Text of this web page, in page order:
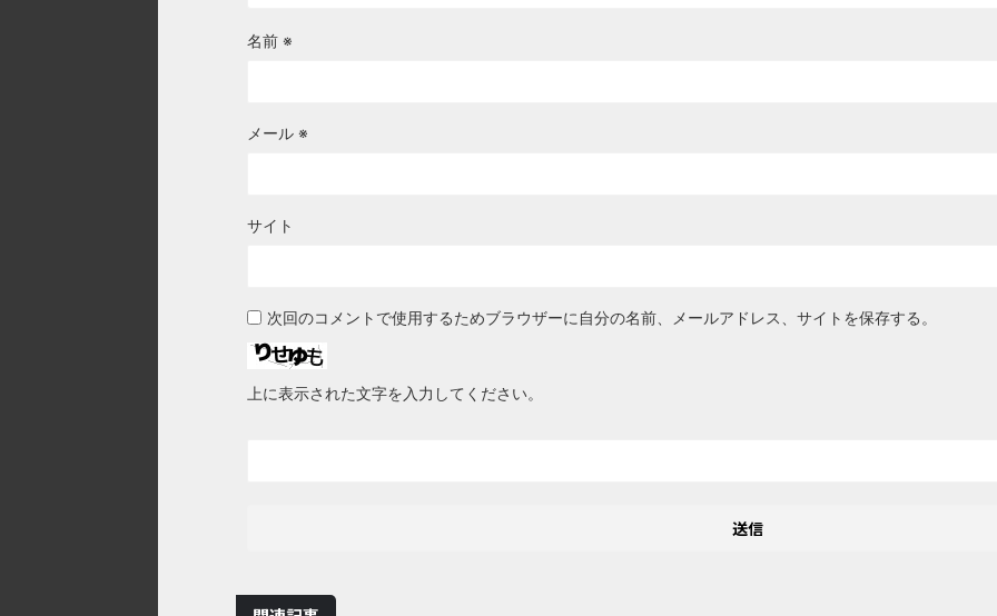
名前 ※
メール ※
サイト
次回のコメントで使用するためブラウザーに自分の名前、メールアドレス、サイトを保存する。
上に表示された文字を入力してください。